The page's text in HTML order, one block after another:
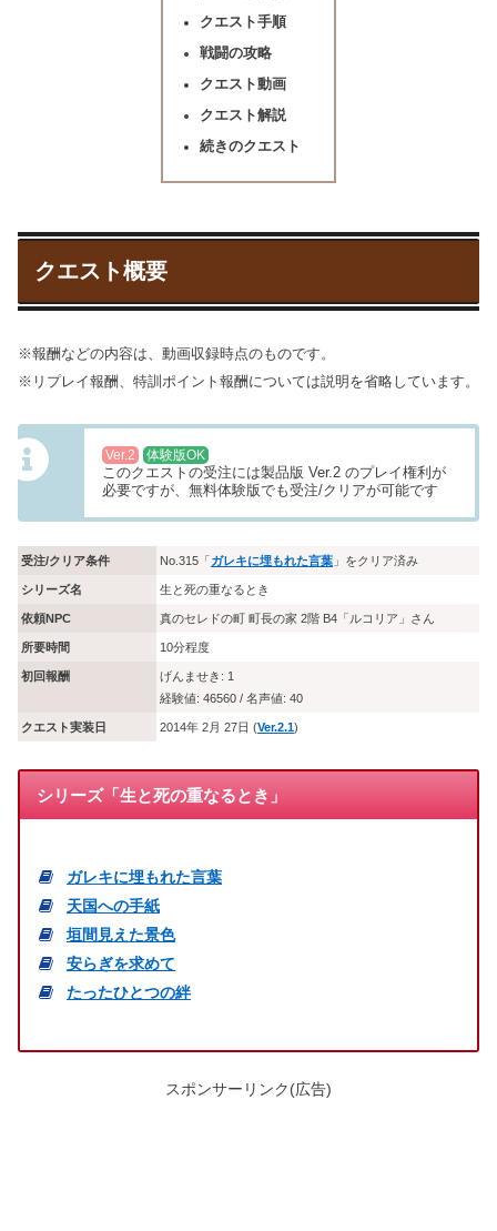
クエスト手順
戦闘の攻略
クエスト動画
クエスト解説
続きのクエスト
クエスト概要
※報酬などの内容は、動画収録時点のものです。
※リプレイ報酬、特訓ポイント報酬については説明を省略しています。
Ver.2
体験版OK
このクエストの受注には製品版 Ver.2 のプレイ権利が
必要ですが、無料体験版でも受注/クリアが可能です
受注/クリア条件 No.315「 ガレキに埋もれた言葉 」をクリア済み
シリーズ名 生と死の重なるとき
依頼NPC 真のセレドの町 町長の家 2階 B4「ルコリア」さん
所要時間 10分程度
初回報酬
げんませき: 1
経験値: 46560 / 名声値: 40
クエスト実装日 2014年 2月 27日 (Ver.2.1)
シリーズ「生と死の重なるとき」
ガレキに埋もれた言葉
天国への手紙
垣間見えた景色
安らぎを求めて
たったひとつの絆
スポンサーリンク(広告)